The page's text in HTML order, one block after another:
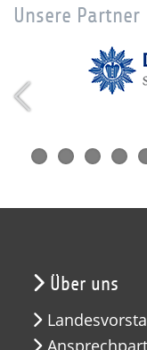
Unsere Partner
Über uns